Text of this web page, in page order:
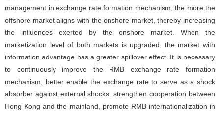
management in exchange rate formation mechanism, the more the
offshore market aligns with the onshore market, thereby increasing
the influences exerted by the onshore market. When the
marketization level of both markets is upgraded, the market with
information advantage has a greater spillover effect. It is necessary
to continuously improve the RMB exchange rate formation
mechanism, better enable the exchange rate to serve as a shock
absorber against external shocks, strengthen cooperation between
Hong Kong and the mainland, promote RMB internationalization in